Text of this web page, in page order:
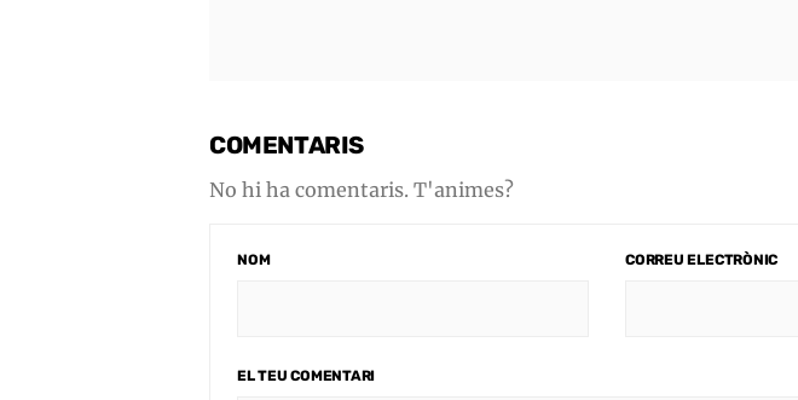
COMENTARIS
No hi ha comentaris. T'animes?
NOM CORREU ELECTRÒNIC
EL TEU COMENTARI